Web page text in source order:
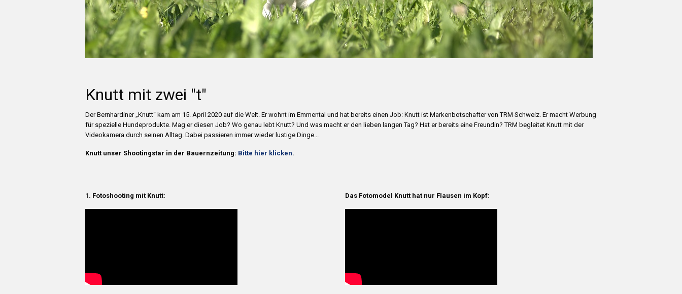
Knutt mit zwei "t"
Der Bernhardiner „Knutt“ kam am 15. April 2020 auf die Welt. Er wohnt im Emmental und hat bereits einen Job: Knutt ist Markenbotschafter von TRM Schweiz. Er macht Werbung
für spezielle Hundeprodukte. Mag er diesen Job? Wo genau lebt Knutt? Und was macht er den lieben langen Tag? Hat er bereits eine Freundin? TRM begleitet Knutt mit der
Videokamera durch seinen Alltag. Dabei passieren immer wieder lustige Dinge...
Knutt unser Shootingstar in der Bauernzeitung: Bitte hier klicken.
1. Fotoshooting mit Knutt: Das Fotomodel Knutt hat nur Flausen im Kopf: